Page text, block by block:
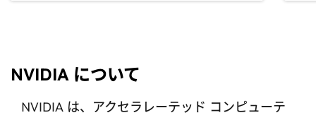
NVIDIA について
NVIDIA は、アクセラレーテッド コンピューテ